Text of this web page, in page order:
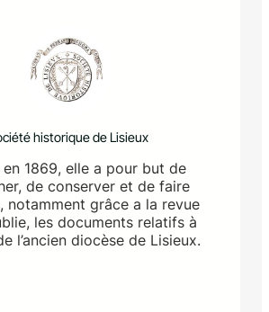
historique de Lisieux
en 1869, elle a pour but de
de conserver et de faire
notamment grâce a la revue
les documents relatifs à
l’ancien diocèse de Lisieux.